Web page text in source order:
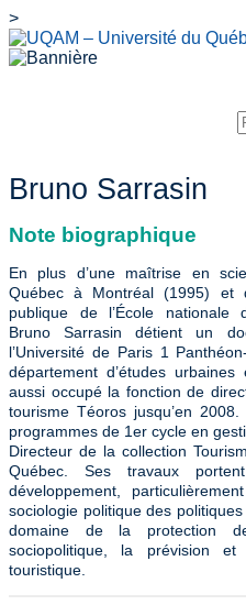
>
Bruno Sarrasin
Note biographique
En plus d’une maîtrise en
Québec à Montréal (1995) et
publique de l’École nationale
Bruno Sarrasin détient un
l’Université de Paris 1
département d’études
aussi occupé la fonction de
tourisme Téoros jusqu’en
programmes de 1er cycle en
Directeur de la collection
Québec. Ses travaux
développement,
sociologie politique des
domaine de la protection de
sociopolitique, la prévision
touristique.